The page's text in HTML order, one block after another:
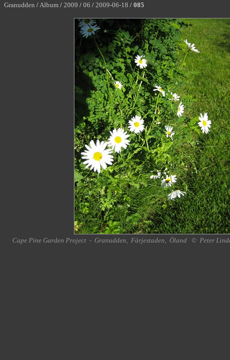
Granudden /Album / 2009 / 06 / 2009-06-18 / 085
Cape Pine Garden Project - Granudden, Färjestaden, Öland © Peter